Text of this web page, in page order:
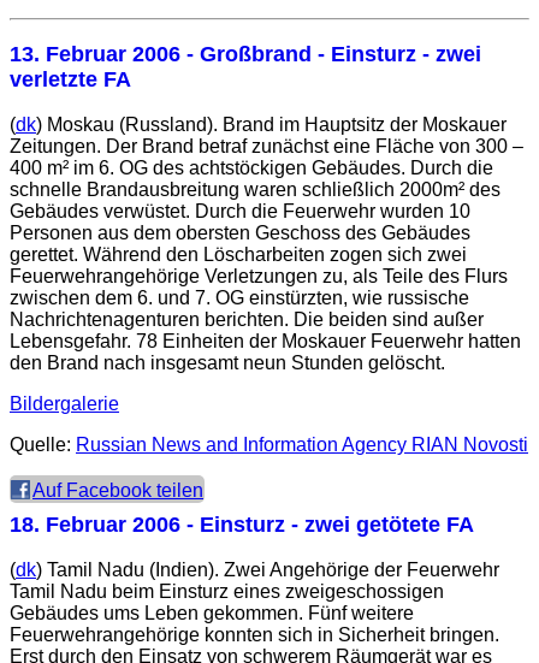
13. Februar 2006 - Großbrand - Einsturz - zwei
verletzte FA
(dk) Moskau (Russland). Brand im Hauptsitz der Moskauer
Zeitungen. Der Brand betraf zunächst eine Fläche von 300 –
400 m² im 6. OG des achtstöckigen Gebäudes. Durch die
schnelle Brandausbreitung waren schließlich 2000m² des
Gebäudes verwüstet. Durch die Feuerwehr wurden 10
Personen aus dem obersten Geschoss des Gebäudes
gerettet. Während den Löscharbeiten zogen sich zwei
Feuerwehrangehörige Verletzungen zu, als Teile des Flurs
zwischen dem 6. und 7. OG einstürzten, wie russische
Nachrichtenagenturen berichten. Die beiden sind außer
Lebensgefahr. 78 Einheiten der Moskauer Feuerwehr hatten
den Brand nach insgesamt neun Stunden gelöscht.
Bildergalerie
Quelle: Russian News and Information Agency RIAN Novosti
Auf Facebook teilen
18. Februar 2006 - Einsturz - zwei getötete FA
(dk) Tamil Nadu (Indien). Zwei Angehörige der Feuerwehr
Tamil Nadu beim Einsturz eines zweigeschossigen
Gebäudes ums Leben gekommen. Fünf weitere
Feuerwehrangehörige konnten sich in Sicherheit bringen.
Erst durch den Einsatz von schwerem Räumgerät war es